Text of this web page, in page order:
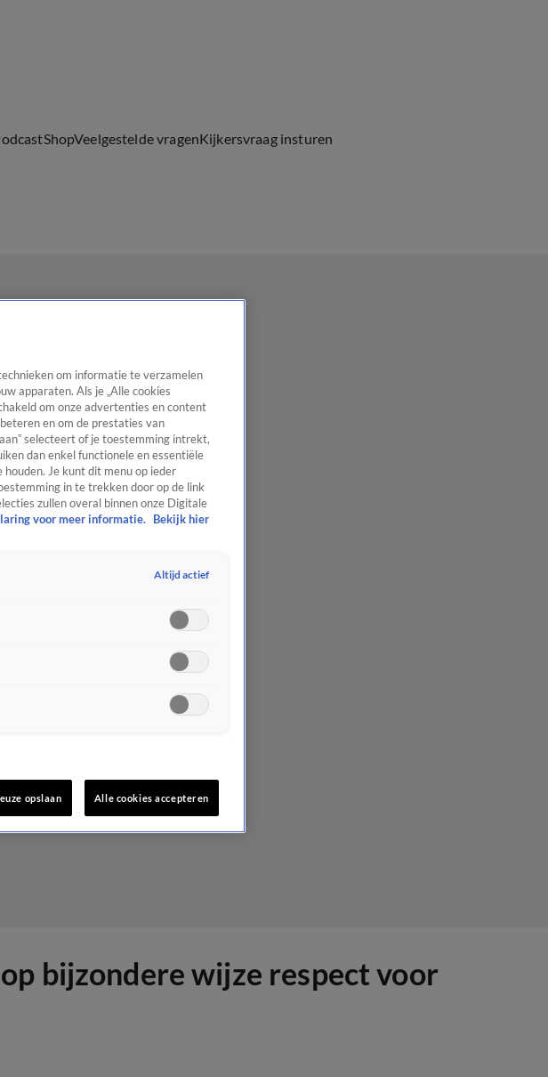
ShopVeelgestelde vragenKijkersvraag insturen
bijzondere wijze respect voor
om informatie te verzamelen
apparaten. Als je „Alle cookies
om onze advertenties en content
en om de prestaties van
selecteert of je toestemming intrekt,
dan enkel functionele en essentiële
Je kunt dit menu op ieder
in te trekken door op de link
zullen overal binnen onze Digitale
voor meer informatie.
Bekijk hier
Altijd actief
opslaan Alle cookies accepteren